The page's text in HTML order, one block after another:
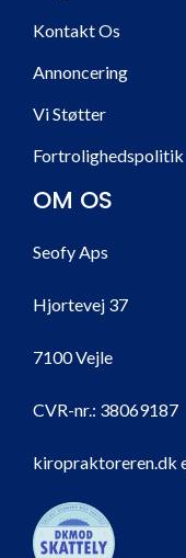
Kontakt Os
Annoncering
Vi Støtter
Fortrolighedspolitik
OM OS
Seofy Aps
Hjortevej 37
7100 Vejle
CVR-nr.: 38069187
kiropraktoreren.dk